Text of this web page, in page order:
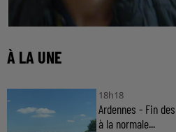
À LA UNE
18h18
Ardennes - Fin
à la normale...